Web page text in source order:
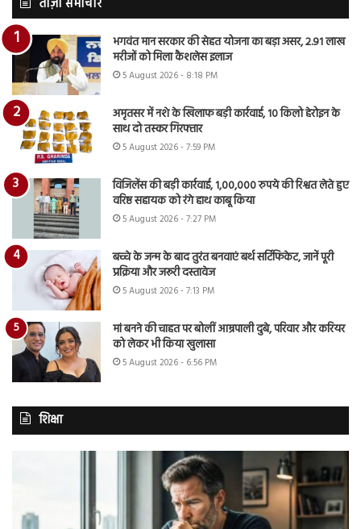
भगवंत मान सरकार की सेहत योजना का बड़ा असर, 2.91 लाख
मरीजों को मिला कैशलेस इलाज
5 August 2026 - 8:18 PM
अमृतसर में नशे के खिलाफ बड़ी कार्रवाई, 10 किलो हेरोइन के
साथ दो तस्कर गिरफ्तार
5 August 2026 - 7:59 PM
विजिलेंस की बड़ी कार्रवाई, 1,00,000 रुपये की रिश्वत लेते हुए
वरिष्ठ सहायक को रंगे हाथ काबू किया
5 August 2026 - 7:27 PM
बच्चे के जन्म के बाद तुरंत बनवाएं बर्थ सर्टिफिकेट, जानें पूरी
प्रक्रिया और जरूरी दस्तावेज
5 August 2026 - 7:13 PM
मां बनने की चाहत पर बोलीं आम्रपाली दुबे, परिवार और करियर
को लेकर भी किया खुलासा
5 August 2026 - 6:56 PM
शिक्षा